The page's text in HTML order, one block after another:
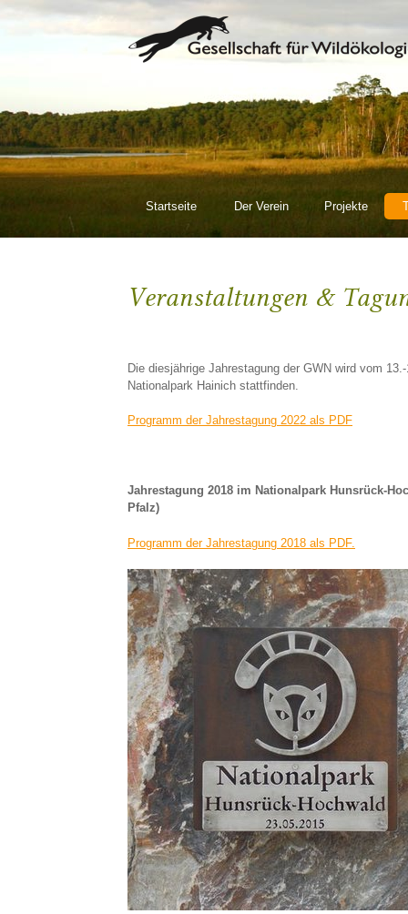
Hauptmenü:
Startseite Der Verein Projekte
Veranstaltungen &
Die diesjährige Jahrestagung der GWN wird vom
Nationalpark Hainich stattfinden.
Programm der Jahrestagung 2022 als PDF
Jahrestagung 2018 im Nationalpark Hunsrück-
Pfalz)
Programm der Jahrestagung 2018 als PDF.